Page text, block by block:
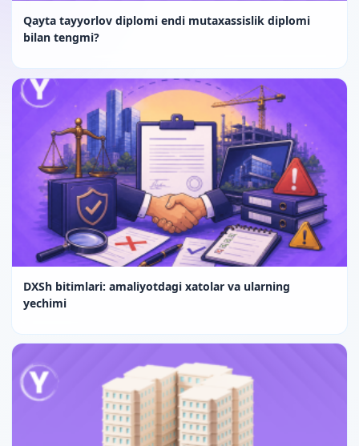
Qayta tayyorlov diplomi endi mutaxassislik diplomi
bilan tengmi?
DXSh bitimlari: amaliyotdagi xatolar va ularning
yechimi